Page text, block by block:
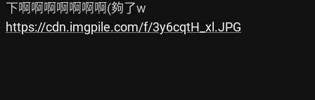
https://cdn.imgpile.com/f/3y6cqtH_xl.JPG